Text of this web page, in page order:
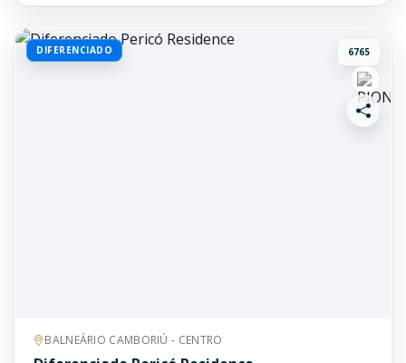
DIFERENCIADO 6765
BALNEÁRIO CAMBORIÚ - CENTRO